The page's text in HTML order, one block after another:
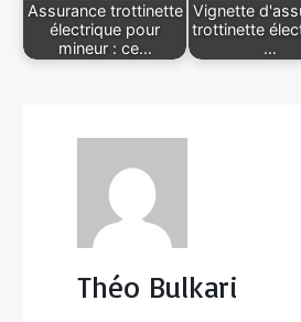
Assurance trottinette
électrique pour
mineur : ce…
Vignette
trottinette
…
Théo Bulkari